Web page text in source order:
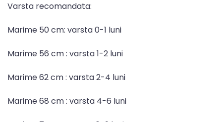
Varsta recomandata:
Marime 50 cm: varsta 0-1 luni
Marime 56 cm : varsta 1-2 luni
Marime 62 cm : varsta 2-4 luni
Marime 68 cm : varsta 4-6 luni